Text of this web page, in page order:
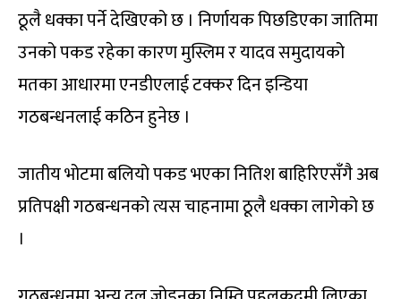
ठूलै धक्का पर्ने देखिएको छ । निर्णायक पिछडिएका जातिमा
उनको पकड रहेका कारण मुस्लिम र यादव समुदायको
मतका आधारमा एनडीएलाई टक्कर दिन इन्डिया
गठबन्धनलाई कठिन हुनेछ ।
जातीय भोटमा बलियो पकड भएका नितिश बाहिरिएसँगै अब
प्रतिपक्षी गठबन्धनको त्यस चाहनामा ठूलै धक्का लागेको छ
।